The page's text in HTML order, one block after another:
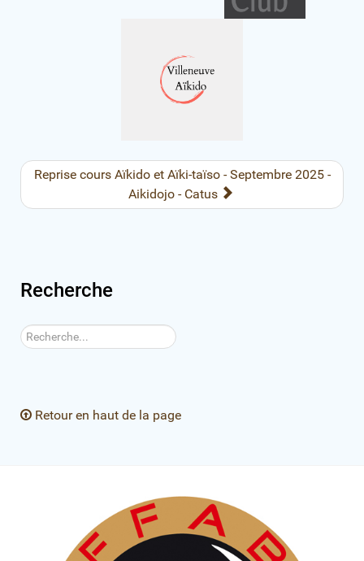
Reprise cours Aïkido et Aïki-taïso - Septembre 2025 -
Aikidojo - Catus
Recherche
Rechercher
Retour en haut de la page